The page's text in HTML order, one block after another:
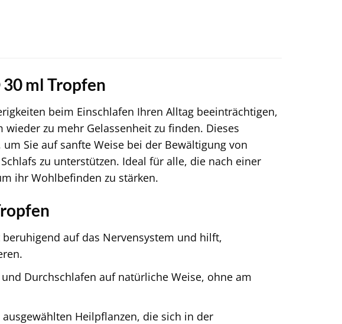
ml Tropfen
beim Einschlafen Ihren Alltag beeinträchtigen,
zu mehr Gelassenheit zu finden. Dieses
Sie auf sanfte Weise bei der Bewältigung von
zu unterstützen. Ideal für alle, die nach einer
ihr Wohlbefinden zu stärken.
auf das Nervensystem und hilft,
Durchschlafen auf natürliche Weise, ohne am
Heilpflanzen, die sich in der